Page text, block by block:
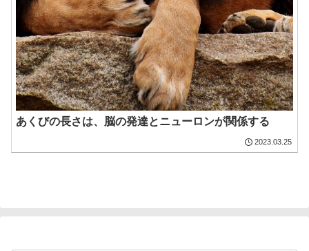
あくびの長さは、脳の発達とニューロンが関係する
2023.03.25